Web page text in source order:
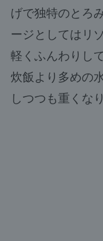
げで独特のとろ
ージとしてはリ
軽くふんわりし
炊飯より多めの
しつつも重くな